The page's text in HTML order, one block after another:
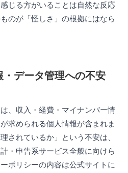
じる方がいることは自然な反応
のが「怪しさ」の根拠にはなら
データ管理への不安
、収入・経費・マイナンバー情
求められる個人情報が含まれま
されているか」という不安は、
・申告系サービス全般に向けら
ポリシーの内容は公式サイトに